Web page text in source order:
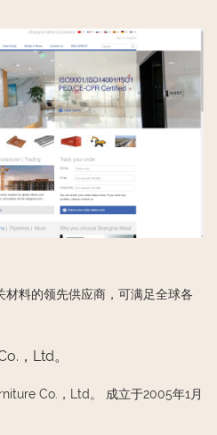
材料的领先供应商，可满足全球各
，Ltd。
Co.，Ltd。 成立于2005年1月